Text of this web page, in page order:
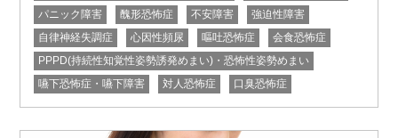
パニック障害
醜形恐怖症 不安障害
強迫性障害
自律神経失調症
心因性頻尿 嘔吐恐怖症
会食恐怖症
PPPD(持続性知覚性姿勢誘発めまい)・恐怖性姿勢めまい
嚥下恐怖症・嚥下障害
対人恐怖症 口臭恐怖症